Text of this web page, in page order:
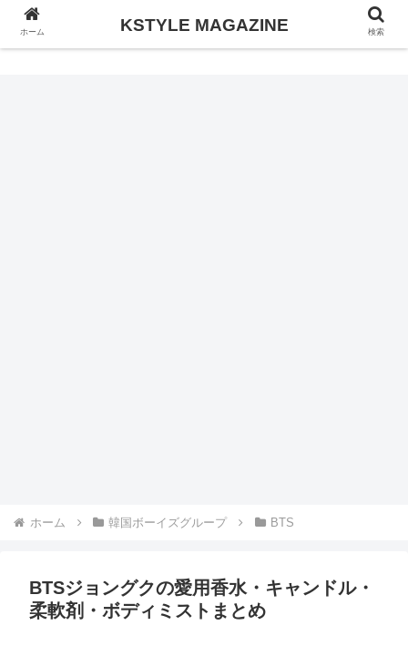
KSTYLE MAGAZINE
ホーム 韓国ボーイズグループ BTS
BTSジョングクの愛用香水・キャンドル・
柔軟剤・ボディミストまとめ
ホーム KSTYLE MAGAZINE 検索